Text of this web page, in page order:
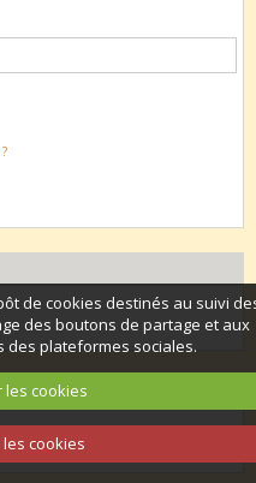
de cookies destinés au suivi
des boutons de partage et aux
des plateformes sociales.
les cookies
cookies